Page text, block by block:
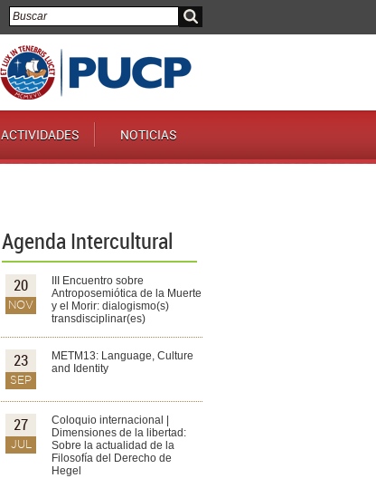
ACTIVIDADES NOTICIAS
Agenda Intercultural
20
NOV
III Encuentro sobre
Antroposemiótica de la Muerte
y el Morir: dialogismo(s)
transdisciplinar(es)
23
SEP
METM13: Language, Culture
and Identity
27
JUL
Coloquio internacional |
Dimensiones de la libertad:
Sobre la actualidad de la
Filosofía del Derecho de
Hegel